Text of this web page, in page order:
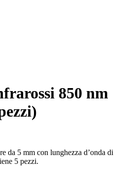
850 nm
da 5 mm con lunghezza d’onda di
5 pezzi.